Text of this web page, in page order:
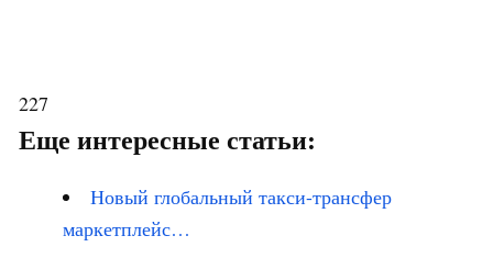
227
Еще интересные статьи:
Новый глобальный такси-трансфер
маркетплейс…